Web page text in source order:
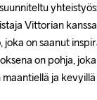
Vittorian
on saanut
on pohja,
ja
Vittorian
on saanut
on pohja,
ja